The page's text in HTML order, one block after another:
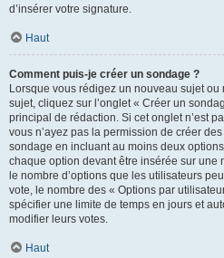
d’insérer votre signature.
Haut
Comment puis-je créer un sondage ?
Lorsque vous rédigez un nouveau sujet ou
sujet, cliquez sur l’onglet « Créer un
principal de rédaction. Si cet onglet n’est
vous n’ayez pas la permission de créer
sondage en incluant au moins deux
chaque option devant être insérée sur une
le nombre d’options que les utilisateurs
vote, le nombre des « Options par
spécifier une limite de temps en jours et
modifier leurs votes.
Haut